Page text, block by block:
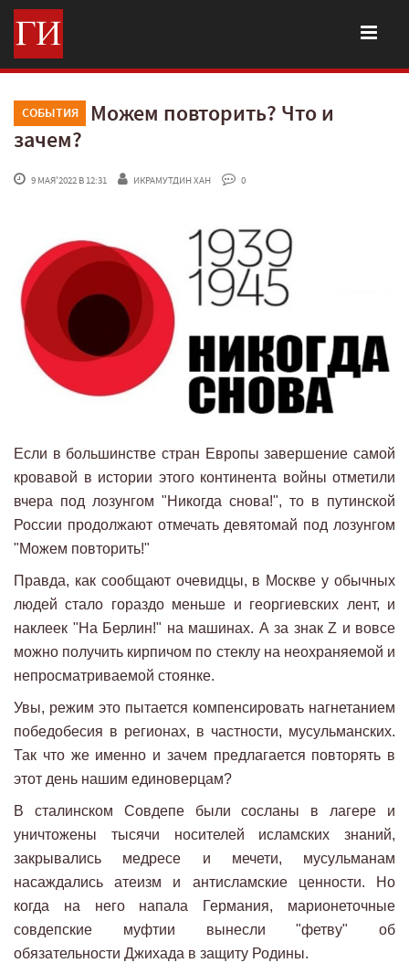
СОБЫТИЯ
Можем повторить? Что и
зачем?
9 МАЯ'2022 В 12:31 ИКРАМУТДИН ХАН 0
Если в большинстве стран Европы завершение самой
кровавой в истории этого континента войны отметили
вчера под лозунгом "Никогда снова!", то в путинской
России продолжают отмечать девятомай под лозунгом
"Можем повторить!"
Правда, как сообщают очевидцы, в Москве у обычных
людей стало гораздо меньше и георгиевских лент, и
наклеек "На Берлин!" на машинах. А за знак Z и вовсе
можно получить кирпичом по стеклу на неохраняемой и
непросматриваемой стоянке.
Увы, режим это пытается компенсировать нагнетанием
победобесия в регионах, в частности, мусульманских.
Так что же именно и зачем предлагается повторять в
этот день нашим единоверцам?
В сталинском Совдепе были сосланы в лагере и
уничтожены тысячи носителей исламских знаний,
закрывались медресе и мечети, мусульманам
насаждались атеизм и антисламские ценности. Но
когда на него напала Германия, марионеточные
совдепские муфтии вынесли "фетву" об
обязательности Джихада в защиту Родины.